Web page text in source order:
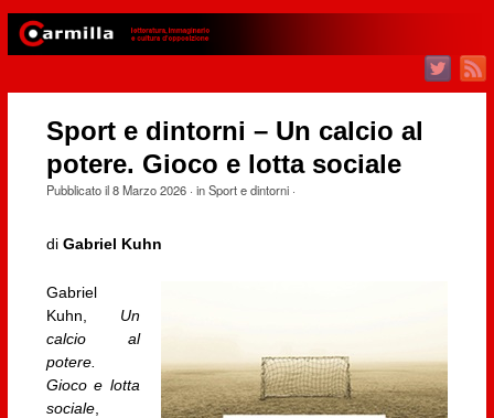
Sport e dintorni – Un calcio al
potere. Gioco e lotta sociale
Pubblicato il8 Marzo 2026· inSport e dintorni·
di Gabriel Kuhn
Gabriel
Kuhn, Un
calcio al
potere.
Gioco e lotta
sociale,